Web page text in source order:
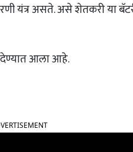
यंत्र असते. असे शेतकरी या
देण्यात आला आहे.